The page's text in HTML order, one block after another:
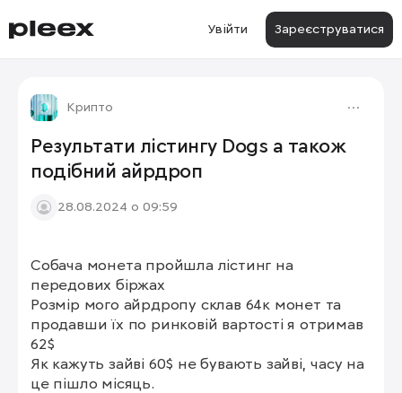
Увійти Зареєструватися
Крипто
Результати лістингу Dogs а також
подібний айрдроп
28.08.2024 о 09:59
Собача монета пройшла лістинг на
передових біржах
Розмір мого айрдропу склав 64к монет та
продавши їх по ринковій вартості я отримав
62$
Як кажуть зайві 60$ не бувають зайві, часу на
це пішло місяць.